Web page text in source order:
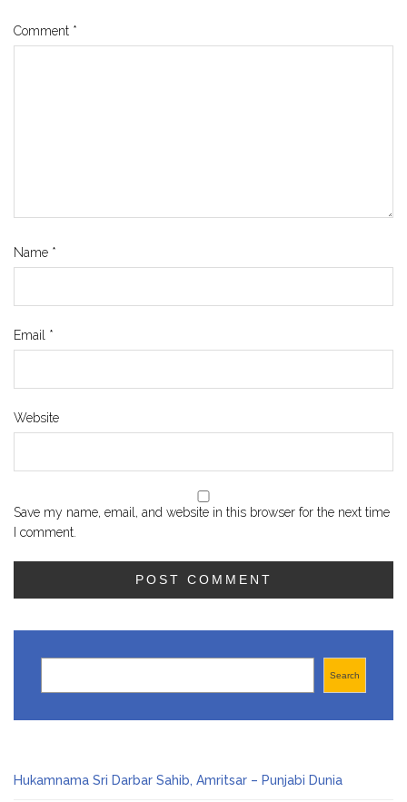
Comment *
Name *
Email *
Website
Save my name, email, and website in this browser for the next time
I comment.
Search
Hukamnama Sri Darbar Sahib, Amritsar – Punjabi Dunia